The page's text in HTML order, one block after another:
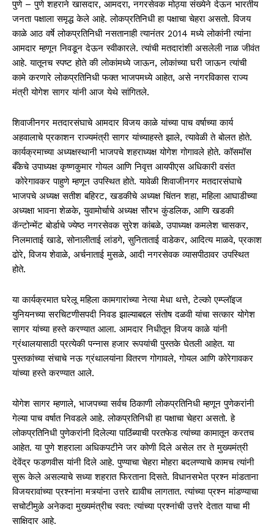
पुणे – पुणे शहराने खासदार, आमदरा, नगरसेवक मोठ्या संख्येने देऊन भारतीय
जनता पक्षाला समृद्ध केले आहे. लोकप्रतिनिधी हा पक्षाचा चेहरा असतो. विजय
काळे आठ वर्षे लोकप्रतिनिधी नसतानाही त्यानंतर 2014 मध्ये लोकांनी त्यांना
आमदार म्हणून निवडून देऊन स्वीकारले. त्यांची मतदारांशी असलेली नाळ जीवंत
आहे. यातूनच स्पष्ट होते की लोकांमध्ये जाऊन, लोकांच्या घरी जाऊन त्यांची
कामे करणारे लोकप्रतिनिधी फक्त भाजपमध्ये आहेत, असे नगरविकास राज्य
मंत्री योगेश सागर यांनी आज येथे सांगितले.
शिवाजीनगर मतदारसंघाचे आमदार विजय काळे यांच्या पाच वर्षाच्या कार्य
अहवालाचे प्रकाशन राज्यमंत्री सागर यांच्याहस्ते झाले, त्यावेळी ते बोलत होते.
कार्यक्रमाच्या अध्यक्षस्थानी भाजपचे शहराध्यक्ष योगेश गोगावले होते. कॉसमॉस
बँकेचे उपाध्यक्ष कृष्णकुमार गोयल आणि निवृत्त आयपीएस अधिकारी वसंत
कोरेगावकर पाहुणे म्हणून उपस्थित होते. यावेळी शिवाजीनगर मतदारसंघाचे
भाजपचे अध्यक्ष सतीश बहिरट, खडकीचे अध्यक्ष चिंतन शहा, महिला आघाडीच्या
अध्यक्षा भावना शेळके, युवामोर्चाचे अध्यक्ष सौरभ कुंडलिक, आणि खडकी
कॅन्टोन्मेंट बोर्डाचे ज्येष्ठ नगरसेवक सुरेश कांबळे, उपाध्यक्ष कमलेश चासकर,
निलमाताई खाडे, सोनालीताई लांडगे, सुनिताताई वाडेकर, आदित्य माळवे, प्रकाश
ढोरे, विजय शेवाळे, अर्चनाताई मुसळे, आदी नगरसेवक व्यासपीठावर उपस्थित
होते.
या कार्यक्रमात घरेलू महिला कामगारांच्या नेत्या मेधा थत्ते, टेल्को एम्प्लॉइज
युनियनच्या सरचिटणीसपदी निवड झाल्याबद्दल संतोष दळवी यांचा सत्कार योगेश
सागर यांच्या हस्ते करण्यात आला. आमदार निधीतून विजय काळे यांनी
ग्रंथालयासाठी प्रत्येकी पन्नास हजार रूपयांची पुस्तके घेतली आहेत. या
पुस्तकांच्या संचाचे नऊ ग्रंथालयांना वितरण गोगावले, गोयल आणि कोरेगावकर
यांच्या हस्ते करण्यात आले.
योगेश सागर म्हणाले, भाजपच्या सर्वच ठिकाणी लोकप्रतिनिधी म्हणून पुणेकरांनी
गेल्या पाच वर्षात निवडले आहे. लोकप्रतिनिधी हा पक्षाचा चेहरा असतो. हे
लोकप्रतिनिधी पुणेकरांनी दिलेल्या पाठिंब्याची परतफेड त्यांच्या कामातून करतच
आहेत. या पुणे शहराला अधिकपटीने जर कोणी दिले असेल तर ते मुख्यमंत्री
देवेंद्र फडणवीस यांनी दिले आहे. पुण्याचा चेहरा मोहरा बदलण्याचे कामच त्यांनी
सुरू केले असल्याचे सध्या शहरात फिरताना दिसते. विधानसभेत प्रश्न मांडताना
विजयरावांच्या प्रश्नांना मत्र्यांना उत्तरे द्यावीच लागतात. त्यांच्या प्रश्न मांडण्याचा
सचोटीमुळे अनेकदा मुख्यमंत्रीच स्वत: त्यांच्या प्रश्नांची उत्तरे देतात याचा मी
साक्षिदार आहे.